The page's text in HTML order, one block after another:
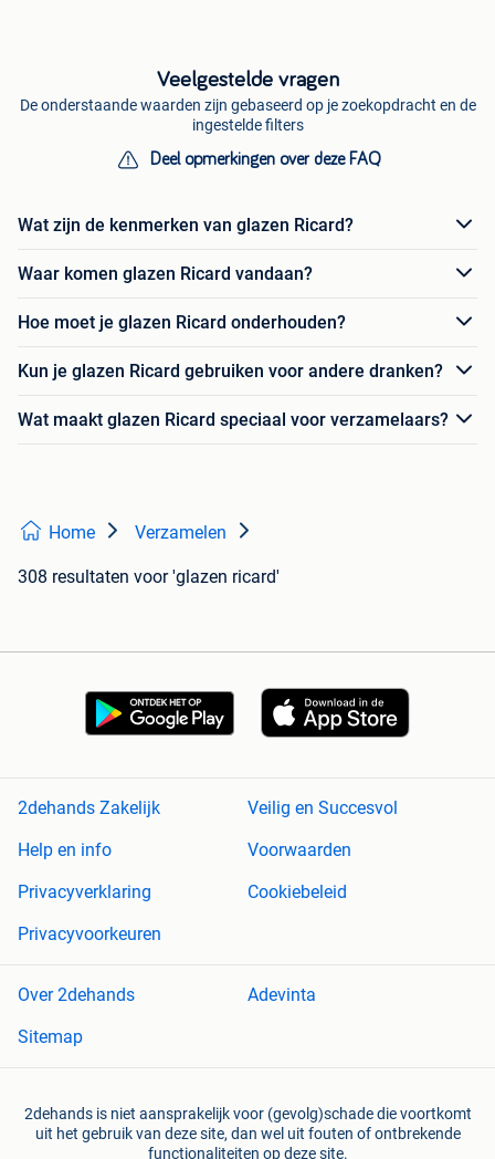
Veelgestelde vragen
De onderstaande waarden zijn gebaseerd op je zoekopdracht en de
ingestelde filters
Deel opmerkingen over deze FAQ
Wat zijn de kenmerken van glazen Ricard?
Waar komen glazen Ricard vandaan?
Hoe moet je glazen Ricard onderhouden?
Kun je glazen Ricard gebruiken voor andere dranken?
Wat maakt glazen Ricard speciaal voor verzamelaars?
Home Verzamelen
308 resultaten voor 'glazen ricard'
2dehands Zakelijk
Veilig en Succesvol
Help en info
Voorwaarden
Privacyverklaring
Cookiebeleid
Privacyvoorkeuren
Over 2dehands
Adevinta
Sitemap
2dehands is niet aansprakelijk voor (gevolg)schade die voortkomt
uit het gebruik van deze site, dan wel uit fouten of ontbrekende
functionaliteiten op deze site.